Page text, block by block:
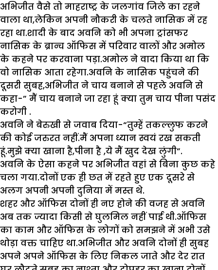
अभिजीत वैसे तो माहराष्ट्र के जलगांव जिले का रहने
वाला था,लेकिन अपनी नौकरी के चलते नासिक में रह
रहा था.शादी के ‌बाद अवनि को भी अपना ट्रांसफर
नासिक के ब्रान्च ऑफिस में परिवार वालों और अमोल
के कहने पर करवाना पड़ा.अमोल ने वादा किया था कि
वो नासिक आता रहेगा.अवनि के नासिक‌ पहुंचने की
दूसरी सुबह,अभिजीत ने चाय‌ बनाने से पहले अवनि से
कहा-” मैं चाय बनाने जा रहा हूं क्या तुम चाय पीना पसंद
करोगी .
अवनि ने बेरुखी से जवाब दिया-“तुम्हें तकल्लुफ करने
की कोई जरुरत नहीं.मैं अपना ध्यान स्वयं रख सकती
हूं.मुझे क्या खाना‌ है,पीना है ,ये मैं खुद देख लुंगी”.
अवनि के ऐसा कहने पर अभिजीत वहां से बिना कुछ कहे
चला गया.दोनों एक ही छत में ‌रहते हुए एक दूसरे से
अलग ‌अपनी‌ अपनी‌ दुनिया में मस्त थे.
शहर और ऑफिस दोनों ही न‌ए होने की वजह से अवनि
‌अब तक ज्यादा किसी से घुलमिल नहीं पाई थी.ऑफिस
का काम और ऑफिस के लोगों को समझने में अभी उसे
थोड़ा वक्त चाहिए था.अभिजीत और अवनि दोनों ही सुबह
अपने अपने ऑफिस के लिए निकल जाते और देर रात